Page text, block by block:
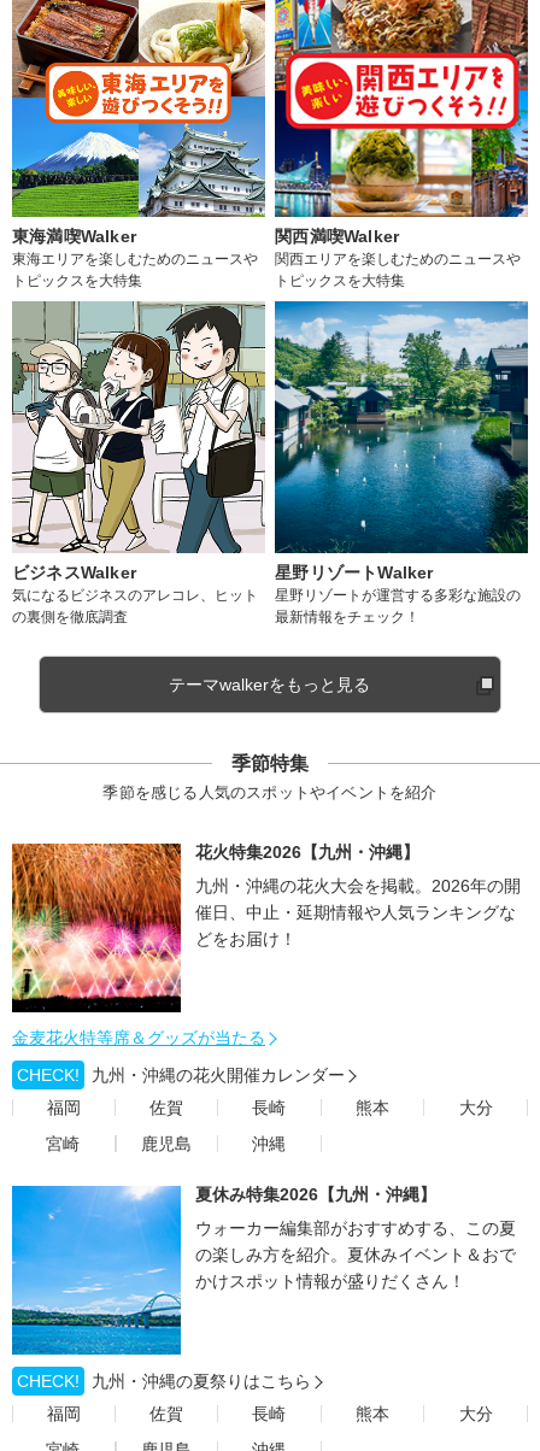
東海満喫Walker
東海エリアを楽しむためのニュースや
トピックスを大特集
関西満喫Walker
関西エリアを楽しむためのニュースや
トピックスを大特集
ビジネスWalker
気になるビジネスのアレコレ、ヒット
の裏側を徹底調査
星野リゾートWalker
星野リゾートが運営する多彩な施設の
最新情報をチェック！
テーマwalkerをもっと見る
季節特集
季節を感じる人気のスポットやイベントを紹介
花火特集2026【九州・沖縄】
九州・沖縄の花火大会を掲載。2026年の開
催日、中止・延期情報や人気ランキングな
どをお届け！
金麦花火特等席＆グッズが当たる
CHECK!
九州・沖縄の花火開催カレンダー
福岡
佐賀 長崎 熊本
大分
宮崎
鹿児島 沖縄
夏休み特集2026【九州・沖縄】
ウォーカー編集部がおすすめする、この夏
の楽しみ方を紹介。夏休みイベント＆おで
かけスポット情報が盛りだくさん！
CHECK!
九州・沖縄の夏祭りはこちら
福岡
佐賀 長崎 熊本
大分